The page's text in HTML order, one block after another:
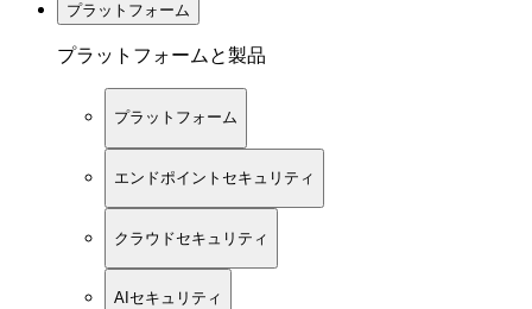
プラットフォーム
プラットフォームと製品
プラットフォーム
エンドポイントセキュリティ
クラウドセキュリティ
AIセキュリティ